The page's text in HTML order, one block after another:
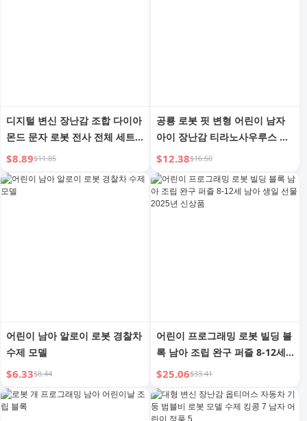
디지털 변신 장난감 조합 다이아
몬드 문자 로봇 전사 전체 세트
조립 남자아이 어린이 퍼즐 3-8
세 6세
$8.89$11.85
공룡 로봇 핏 변형 어린이 남자
아이 장난감 티라노사우루스 킹
콩 메카 모델 6 퍼즐 8-12세
$12.38$16.50
어린이 남아 알로이 로봇 경찰차
수제 모델
$6.33$8.44
어린이 프로그래밍 로봇 빌딩 블
록 남아 조립 완구 퍼즐 8-12세
남아 생일 선물 2025년 신상품
$25.06$33.41